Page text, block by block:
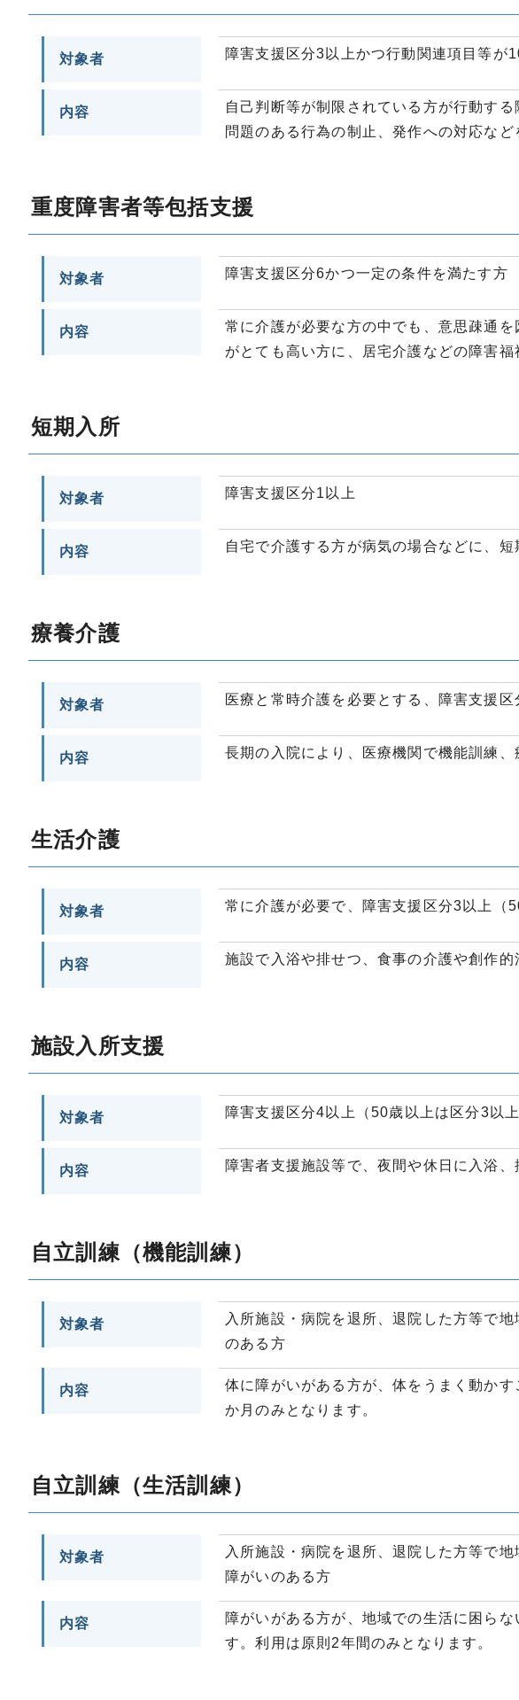
対象者 障害支援区分3以上かつ行動関連項目等が
内容
自己判断等が制限されている方が行動す
問題のある行為の制止、発作への対応など
重度障害者等包括支援
対象者 障害支援区分6かつ一定の条件を満たす方
内容
常に介護が必要な方の中でも、意思疎通
がとても高い方に、居宅介護などの障害福
短期入所
対象者 障害支援区分1以上
内容 自宅で介護する方が病気の場合などに、
療養介護
対象者 医療と常時介護を必要とする、障害支援区
内容 長期の入院により、医療機関で機能訓練
生活介護
対象者 常に介護が必要で、障害支援区分3以上（
内容 施設で入浴や排せつ、食事の介護や創作的
施設入所支援
対象者 障害支援区分4以上（50歳以上は区分3以上
内容 障害者支援施設等で、夜間や休日に入浴
自立訓練（機能訓練）
対象者
入所施設・病院を退所、退院した方等で
のある方
内容
体に障がいがある方が、体をうまく動か
か月のみとなります。
自立訓練（生活訓練）
対象者
入所施設・病院を退所、退院した方等で
障がいのある方
内容
障がいがある方が、地域での生活に困ら
す。利用は原則2年間のみとなります。